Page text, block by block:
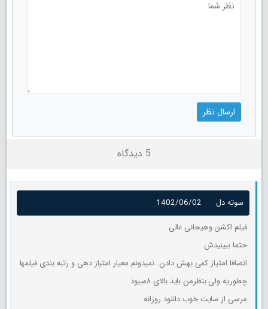
5 دیدگاه
سوته دل
1402/06/02
فیلم اکشن وهیجانی عالی
حتما ببینیدش
انصافا امتیاز کمی بهش دادن..نمیدونم معیار امتیاز دهی و رتبه بندی فیلمها
چطوریه ولی بنظرمن باید بالای ۸میبود
مرسی از سایت خوب دانلود روزانه